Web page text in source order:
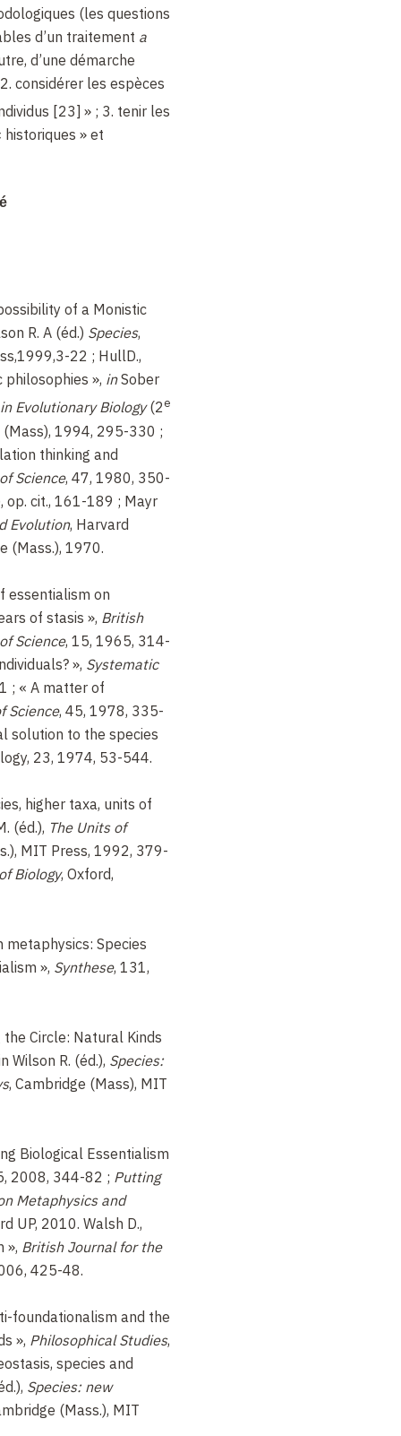
(les questions
d’un traitement a
d’une démarche
considérer les espèces
[23] » ; 3. tenir les
» et
relationnel,
concepts relationnels
les arguments suivants :
des arguments
de « ressemblance »
en revanche, de
relationnels comme
», de
de « phylogénétique ».
à montrer que
sont compatibles, mais
la ligne
Toutefois,
» rencontre à son tour
concepts comporte des
doivent pourtant pas
intrinsèque
tester notre propre
modèle explicatif
avait aussi attiré
(dû à R. Boyd [28]), qui
: il prend en compte
flexibilité, plasticité des
causal de l’espèce ;
tend à donner une
d’identification des
pas un certain flou dans
comportant les
(faiblement
peu satisfaisants, faut-
aux relations, renoncer
? Non, et pour le
premier temps, les
dispositionnel et
repose le
des lois ; 3.
; 4.
étroit).
a souligné la proximité
of a Monistic
R. A (éd.) Species,
22 ; HullD.,
», inSober
Evolutionary Biology(2e
(Mass), 1994, 295-330 ;
thinking and
Science, 47, 1980, 350-
op. cit., 161-189 ; Mayr
Evolution, Harvard
(Mass.), 1970.
essentialism on
of stasis », British
Science, 15, 1965, 314-
», Systematic
; « A matter of
Science, 45, 1978, 335-
solution to the species
23, 1974, 53-544.
higher taxa, units of
(éd.), The Units of
MIT Press, 1992, 379-
Biology, Oxford,
metaphysics: Species
», Synthese, 131,
Circle: Natural Kinds
Wilson R. (éd.), Species:
, Cambridge (Mass), MIT
Biological Essentialism
2008, 344-82 ; Putting
Metaphysics and
UP, 2010. Walsh D.,
», British Journal for the
425-48.
foundationalism and the
», Philosophical Studies,
species and
Species: new
(Mass.), MIT